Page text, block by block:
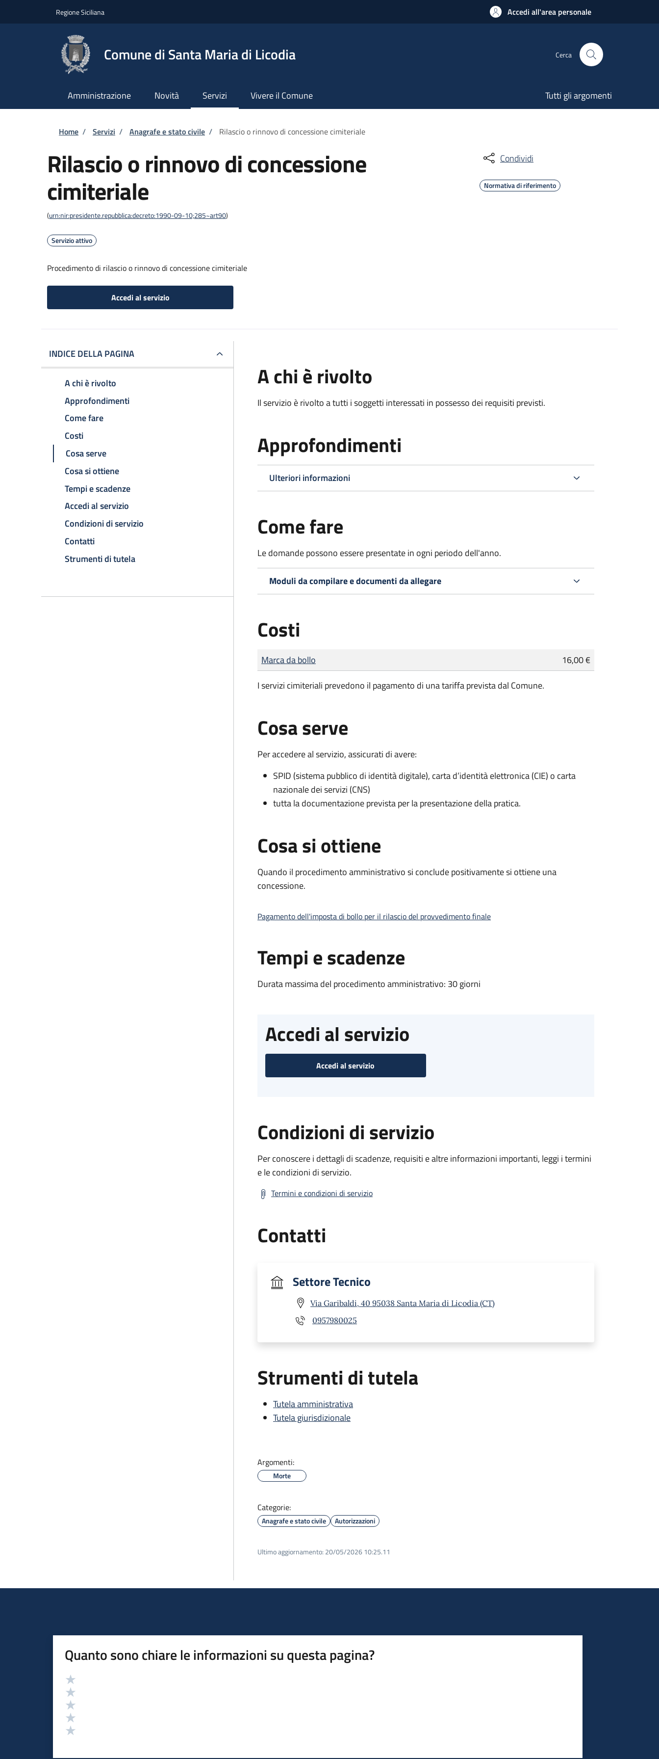
Regione Siciliana Accedi all'area personale
Comune di Santa Maria di Licodia Cerca
Amministrazione Novità Servizi Vivere il Comune Tutti gli argomenti
Briciole di pane
Home / Servizi / Anagrafe e stato civile / Rilascio o rinnovo di concessione cimiteriale
Rilascio o rinnovo di concessione
cimiteriale
(urn:nir:presidente.repubblica:decreto:1990-09-10;285~art90)
Servizio attivo
Procedimento di rilascio o rinnovo di concessione cimiteriale
Accedi al servizio
Condividi
Normativa di riferimento
INDICE DELLA PAGINA
A chi è rivolto
Approfondimenti
Come fare
Costi
Cosa serve
Cosa si ottiene
Tempi e scadenze
Accedi al servizio
Condizioni di servizio
Contatti
Strumenti di tutela
A chi è rivolto
Il servizio è rivolto a tutti i soggetti interessati in possesso dei requisiti previsti.
Approfondimenti
Ulteriori informazioni
Come fare
Le domande possono essere presentate in ogni periodo dell'anno.
Moduli da compilare e documenti da allegare
Costi
Tipo di pagamento
Importo
Marca da bollo
16,00 €
I servizi cimiteriali prevedono il pagamento di una tariffa prevista dal Comune.
Cosa serve
Per accedere al servizio, assicurati di avere:
SPID (sistema pubblico di identità digitale), carta d’identità elettronica (CIE) o carta
nazionale dei servizi (CNS)
tutta la documentazione prevista per la presentazione della pratica.
Cosa si ottiene
Quando il procedimento amministrativo si conclude positivamente si ottiene una
concessione.
Pagamento dell'imposta di bollo per il rilascio del provvedimento finale
Tempi e scadenze
Durata massima del procedimento amministrativo: 30 giorni
Accedi al servizio
Accedi al servizio
Condizioni di servizio
Per conoscere i dettagli di scadenze, requisiti e altre informazioni importanti, leggi i termini
e le condizioni di servizio.
Termini e condizioni di servizio
Contatti
Settore Tecnico
Via Garibaldi, 40 95038 Santa Maria di Licodia (CT)
0957980025
Strumenti di tutela
Tutela amministrativa
Tutela giurisdizionale
Argomenti:
Morte
Categorie:
Anagrafe e stato civile Autorizzazioni
Ultimo aggiornamento: 20/05/2026 10:25.11
Quanto sono chiare le informazioni su questa pagina?
Valutazione